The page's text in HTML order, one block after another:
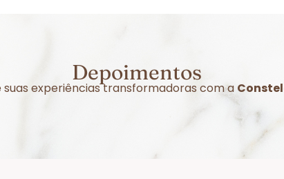
Depoimentos
experiências transformadoras com a